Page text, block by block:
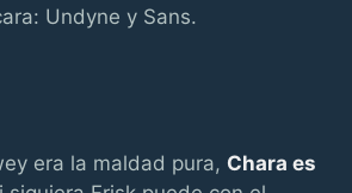
Undyne y Sans.
era la maldad pura, Chara es